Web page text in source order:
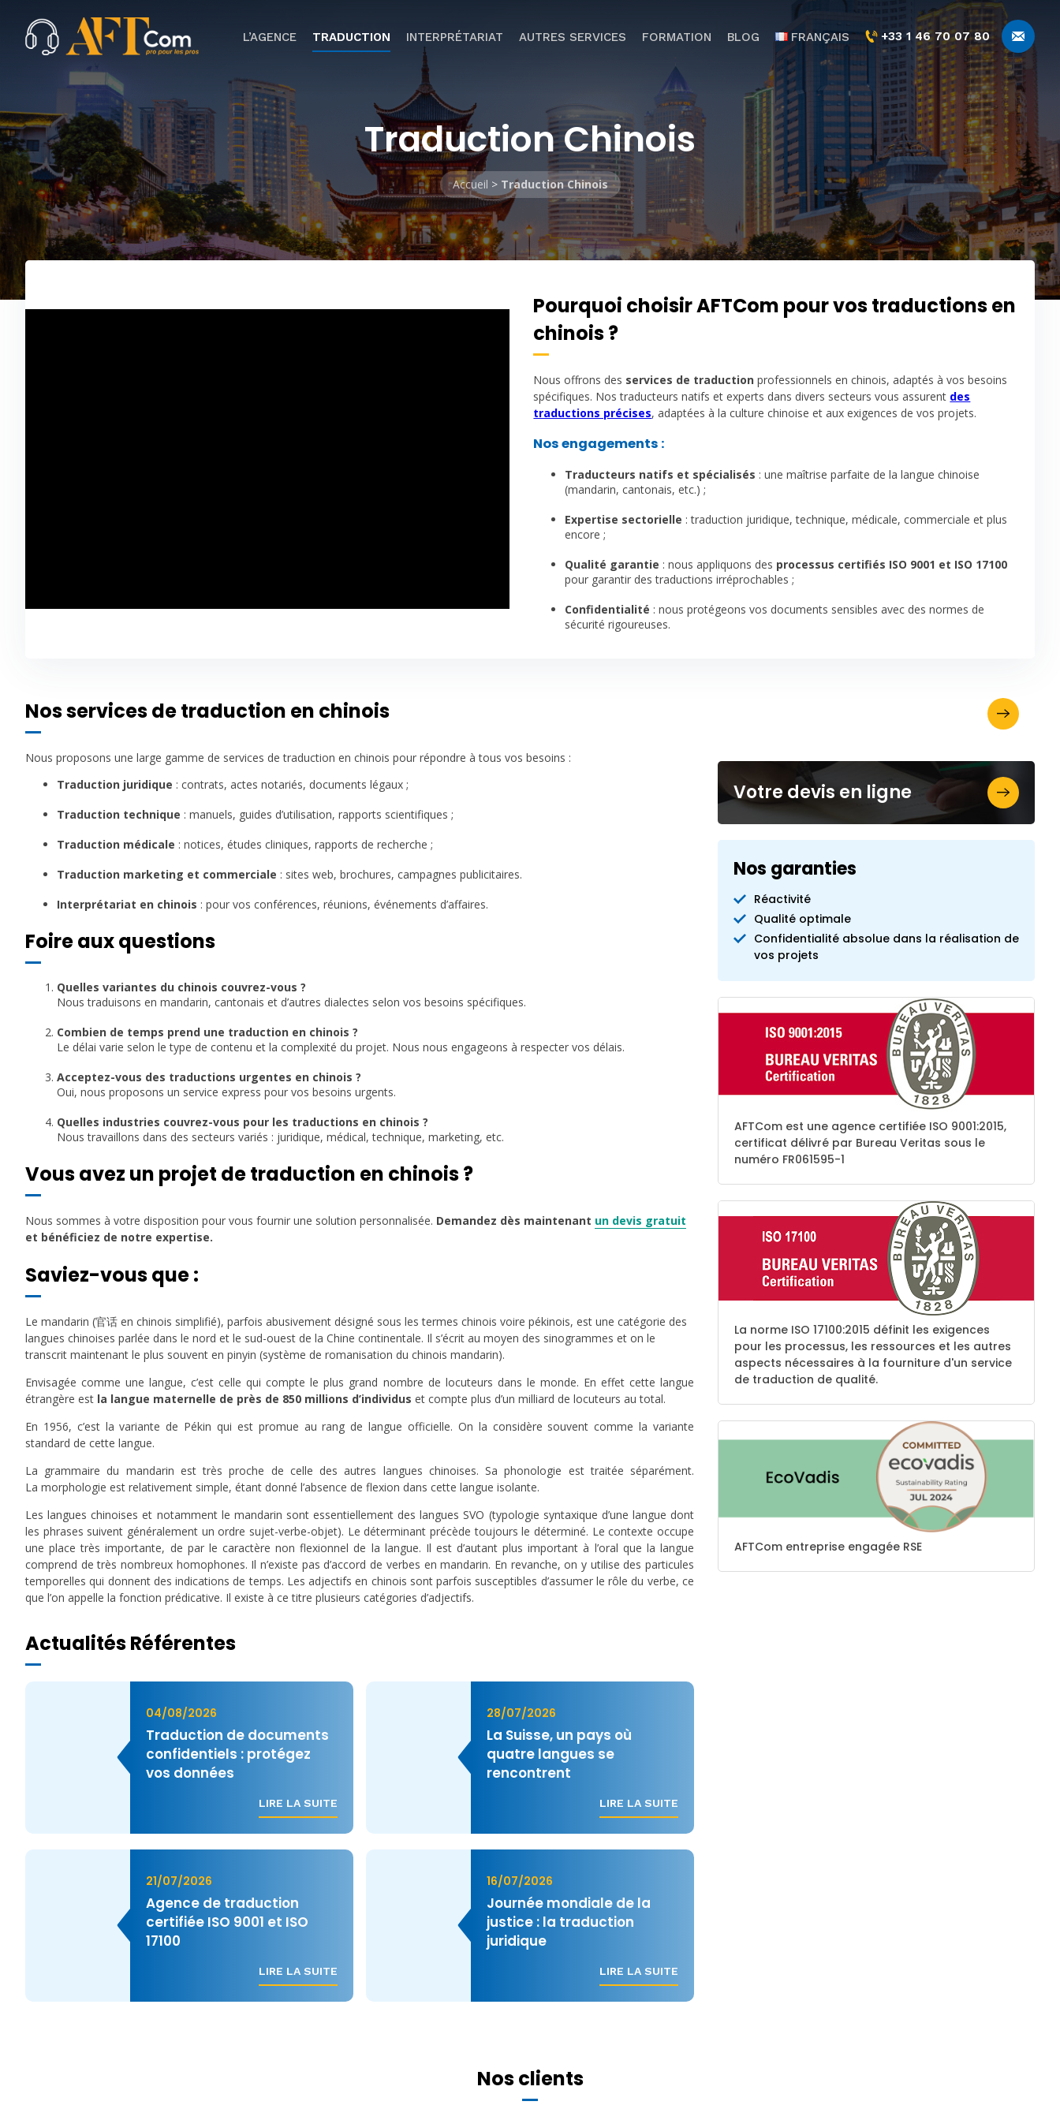
L’AGENCE TRADUCTION INTERPRÉTARIAT AUTRES SERVICES FORMATION BLOG FRANÇAIS +33 1 46 70 07 80
Traduction Chinois
Accueil > Traduction Chinois
Pourquoi choisir AFTCom pour vos traductions en
chinois ?
Nous offrons des services de traduction professionnels en chinois, adaptés à vos besoins
spécifiques. Nos traducteurs natifs et experts dans divers secteurs vous assurent des
traductions précises, adaptées à la culture chinoise et aux exigences de vos projets.
Nos engagements :
Traducteurs natifs et spécialisés : une maîtrise parfaite de la langue chinoise
(mandarin, cantonais, etc.) ;
Expertise sectorielle : traduction juridique, technique, médicale, commerciale et plus
encore ;
Qualité garantie : nous appliquons des processus certifiés ISO 9001 et ISO 17100
pour garantir des traductions irréprochables ;
Confidentialité : nous protégeons vos documents sensibles avec des normes de
sécurité rigoureuses.
Nos services de traduction en chinois
Nous proposons une large gamme de services de traduction en chinois pour répondre à tous vos besoins :
Traduction juridique : contrats, actes notariés, documents légaux ;
Traduction technique : manuels, guides d’utilisation, rapports scientifiques ;
Traduction médicale : notices, études cliniques, rapports de recherche ;
Traduction marketing et commerciale : sites web, brochures, campagnes publicitaires.
Interprétariat en chinois : pour vos conférences, réunions, événements d’affaires.
Foire aux questions
Quelles variantes du chinois couvrez-vous ?
Nous traduisons en mandarin, cantonais et d’autres dialectes selon vos besoins spécifiques.
Combien de temps prend une traduction en chinois ?
Le délai varie selon le type de contenu et la complexité du projet. Nous nous engageons à respecter vos délais.
Acceptez-vous des traductions urgentes en chinois ?
Oui, nous proposons un service express pour vos besoins urgents.
Quelles industries couvrez-vous pour les traductions en chinois ?
Nous travaillons dans des secteurs variés : juridique, médical, technique, marketing, etc.
Vous avez un projet de traduction en chinois ?
Nous sommes à votre disposition pour vous fournir une solution personnalisée. Demandez dès maintenant un devis gratuit
et bénéficiez de notre expertise.
Saviez-vous que :
Le mandarin (官话 en chinois simplifié), parfois abusivement désigné sous les termes chinois voire pékinois, est une catégorie des
langues chinoises parlée dans le nord et le sud-ouest de la Chine continentale. Il s’écrit au moyen des sinogrammes et on le
transcrit maintenant le plus souvent en pinyin (système de romanisation du chinois mandarin).
Envisagée comme une langue, c’est celle qui compte le plus grand nombre de locuteurs dans le monde. En effet cette langue
étrangère est la langue maternelle de près de 850 millions d’individus et compte plus d’un milliard de locuteurs au total.
En 1956, c’est la variante de Pékin qui est promue au rang de langue officielle. On la considère souvent comme la variante
standard de cette langue.
La grammaire du mandarin est très proche de celle des autres langues chinoises. Sa phonologie est traitée séparément.
La morphologie est relativement simple, étant donné l’absence de flexion dans cette langue isolante.
Les langues chinoises et notamment le mandarin sont essentiellement des langues SVO (typologie syntaxique d’une langue dont
les phrases suivent généralement un ordre sujet-verbe-objet). Le déterminant précède toujours le déterminé. Le contexte occupe
une place très importante, de par le caractère non flexionnel de la langue. Il est d’autant plus important à l’oral que la langue
comprend de très nombreux homophones. Il n’existe pas d’accord de verbes en mandarin. En revanche, on y utilise des particules
temporelles qui donnent des indications de temps. Les adjectifs en chinois sont parfois susceptibles d’assumer le rôle du verbe, ce
que l’on appelle la fonction prédicative. Il existe à ce titre plusieurs catégories d’adjectifs.
Actualités Référentes
04/08/2026
Traduction de documents
confidentiels : protégez
vos données
LIRE LA SUITE
28/07/2026
La Suisse, un pays où
quatre langues se
rencontrent
LIRE LA SUITE
21/07/2026
Agence de traduction
certifiée ISO 9001 et ISO
17100
LIRE LA SUITE
16/07/2026
Journée mondiale de la
justice : la traduction
juridique
LIRE LA SUITE
Votre devis en ligne
Nos garanties
Réactivité
Qualité optimale
Confidentialité absolue dans la réalisation de
vos projets
AFTCom est une agence certifiée ISO 9001:2015,
certificat délivré par Bureau Veritas sous le
numéro FR061595-1
La norme ISO 17100:2015 définit les exigences
pour les processus, les ressources et les autres
aspects nécessaires à la fourniture d'un service
de traduction de qualité.
AFTCom entreprise engagée RSE
Nos clients